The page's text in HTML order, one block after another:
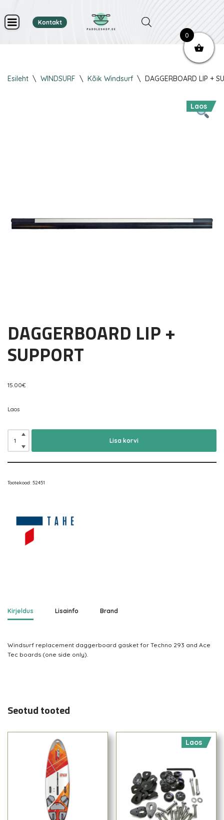
Skip
content
Kontakt
Esileht \ WINDSURF \ Kõik Windsurf \ DAGGERBOARD LIP +
Laos
DAGGERBOARD LIP +
SUPPORT
15.00€
Laos
Lisa korvi
Tootekood: 52451
Kirjeldus Lisainfo Brand
Windsurf replacement daggerboard gasket for Techno 293 and Ace
Tec boards (one side only).
Seotud tooted
Laos
0